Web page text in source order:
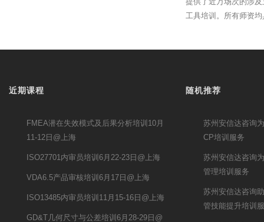
工具培训。所有师资
近期课程
FMEA潜在失效模式及后果分析培训10月
11-12日@上海
ISO27701内审员培训6月22-23日@上海
VDA6.5产品审核培训6月17日@上海
ISO13485内审员培训11月15-16日@上海
GD&T几何尺寸与公差培训6月28-29日@
随机推荐
苏州安信达咨询
CP培训服务
苏州安信达咨询
管理培训服务
苏州安信达咨询
管技能提升培训